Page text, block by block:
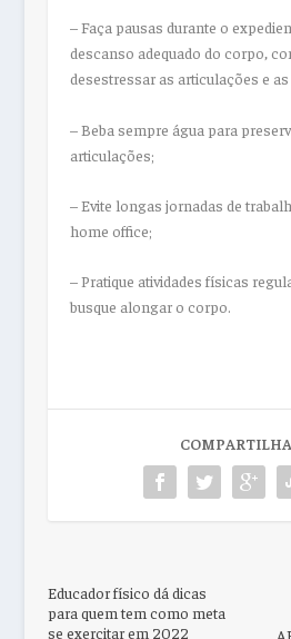
– Faça pausas durante o
descanso adequado do corpo,
desestressar as articulações e
– Beba sempre água para
articulações;
– Evite longas jornadas de
home office;
– Pratique atividades físicas
busque alongar o corpo.
Educador físico dá dicas
para quem tem como meta
se exercitar em 2022